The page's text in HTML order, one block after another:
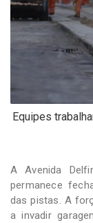
Equipes
A Avenida
permanece
das pistas. A
a invadir